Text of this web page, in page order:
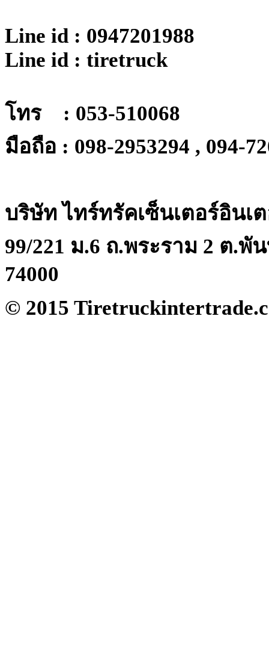
Line id : 0947201988
Line id : tiretruck
โทร : 053-510068
มือถือ : 098-2953294 , 094-
บริษัท ไทร์ทรัคเซ็นเตอร์อินเ
99/221 ม.6 ถ.พระราม 2 ต.พั
74000
© 2015